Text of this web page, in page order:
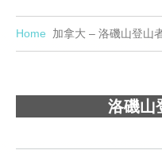
Home 加拿大 – 洛磯山登山
洛磯山